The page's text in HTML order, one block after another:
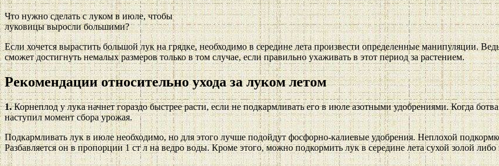
Что нужно сделать с луком в июле, чтобы
луковицы выросли большими?
Если хочется вырастить большой лук на грядке, необходимо в середине лета произвести определенные манипуляции.
сможет достигнуть немалых размеров только в том случае, если правильно ухаживать в этот период за растением.
Рекомендации относительно ухода за луком летом
1.Корнеплод у лука начнет гораздо быстрее расти, если не подкармливать его в июле азотными удобрениями. Когда
наступил момент сбора урожая.
Подкармливать лук в июле необходимо, но для этого лучше подойдут фосфорно-калиевые удобрения. Неплохой
Разбавляется он в пропорции 1 ст л на ведро воды. Кроме этого, можно подкормить лук в середине лета сухой золой